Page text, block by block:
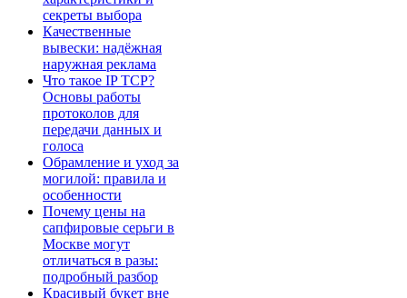
секреты выбора
Качественные
вывески: надёжная
наружная реклама
Что такое IP TCP?
Основы работы
протоколов для
передачи данных и
голоса
Обрамление и уход за
могилой: правила и
особенности
Почему цены на
сапфировые серьги в
Москве могут
отличаться в разы:
подробный разбор
Красивый букет вне